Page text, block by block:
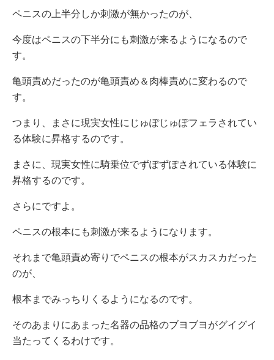
ペニスの上半分しか刺激が無かったのが、
今度はペニスの下半分にも刺激が来るようになるので
す。
亀頭責めだったのが亀頭責め＆肉棒責めに変わるので
す。
つまり、まさに現実女性にじゅぽじゅぽフェラされてい
る体験に昇格するのです。
まさに、現実女性に騎乗位でずぽずぽされている体験に
昇格するのです。
さらにですよ。
ペニスの根本にも刺激が来るようになります。
それまで亀頭責め寄りでペニスの根本がスカスカだった
のが、
根本までみっちりくるようになるのです。
そのあまりにあまった名器の品格のブヨブヨがグイグイ
当たってくるわけです。